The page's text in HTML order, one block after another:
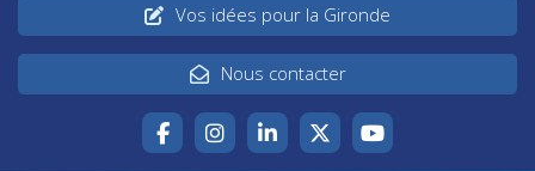
Vos idées pour la Gironde
Nous contacter